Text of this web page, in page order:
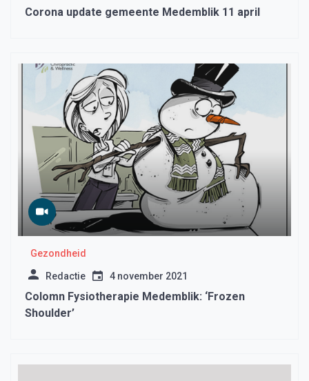
Corona update gemeente Medemblik 11 april
Gezondheid
Redactie 4 november 2021
Colomn Fysiotherapie Medemblik: ‘Frozen
Shoulder’